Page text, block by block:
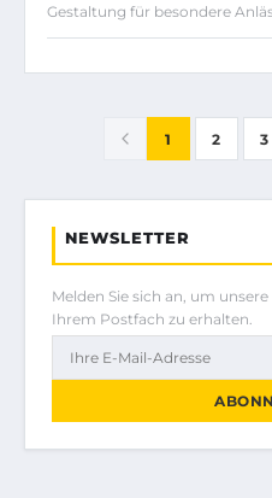
Gestaltung für besondere
1 2 3
NEWSLETTER
Melden Sie sich an, um
Ihrem Postfach zu erhalten.